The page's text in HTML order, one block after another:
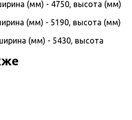
(мм) - 4750, высота (мм)
(мм) - 5190, высота (мм)
(мм) - 5430, высота